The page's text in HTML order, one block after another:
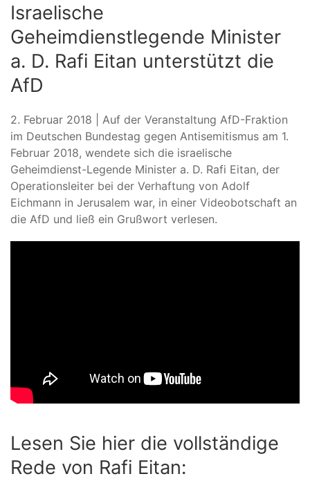
Israelische
Geheimdienstlegende Minister
a. D. Rafi Eitan unterstützt die
AfD
2. Februar 2018 | Auf der Veranstaltung AfD-Fraktion
im Deutschen Bundestag gegen Antisemitismus am 1.
Februar 2018, wendete sich die israelische
Geheimdienst-Legende Minister a. D. Rafi Eitan, der
Operationsleiter bei der Verhaftung von Adolf
Eichmann in Jerusalem war, in einer Videobotschaft an
die AfD und ließ ein Grußwort verlesen.
Lesen Sie hier die vollständige
Rede von Rafi Eitan: